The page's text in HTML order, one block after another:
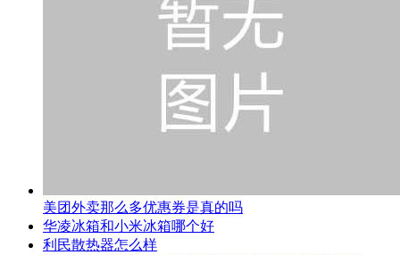
美团外卖那么多优惠券是真的吗
华凌冰箱和小米冰箱哪个好
利民散热器怎么样